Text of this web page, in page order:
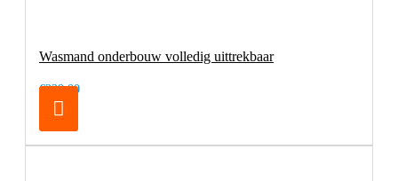
Wasmand onderbouw volledig uittrekbaar
€229,00